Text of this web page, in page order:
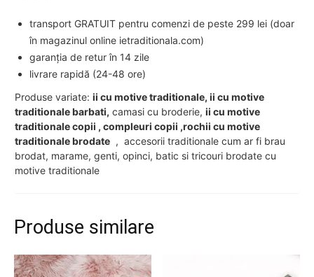
transport GRATUIT pentru comenzi de peste 299 lei (doar
în magazinul online ietraditionala.com)
garanția de retur în 14 zile
livrare rapidă (24-48 ore)
Produse variate: ii cu motive traditionale, ii cu motive
traditionale barbati, camasi cu broderie, ii cu motive
traditionale copii , compleuri copii ,rochii cu motive
traditionale brodate , accesorii traditionale cum ar fi brau
brodat, marame, genti, opinci, batic si tricouri brodate cu
motive traditionale
Produse similare